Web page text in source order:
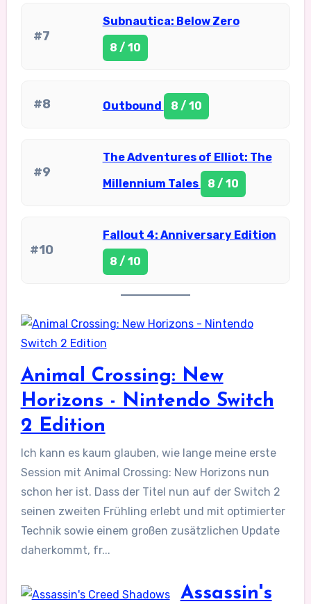
#7
Subnautica: Below Zero
8 / 10
#8 Outbound 8 / 10
#9
The Adventures of Elliot: The
Millennium Tales
8 / 10
#10
Fallout 4: Anniversary Edition
8 / 10
Animal Crossing: New
Horizons - Nintendo Switch
2 Edition
Ich kann es kaum glauben, wie lange meine erste
Session mit Animal Crossing: New Horizons nun
schon her ist. Dass der Titel nun auf der Switch 2
seinen zweiten Frühling erlebt und mit optimierter
Technik sowie einem großen zusätzlichen Update
daherkommt, fr...
Assassin's